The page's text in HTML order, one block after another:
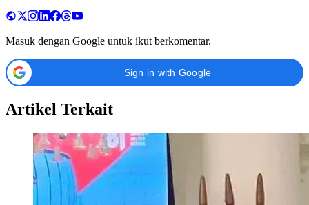
Masuk dengan Google untuk ikut berkomentar.
Sign in with Google
Artikel Terkait